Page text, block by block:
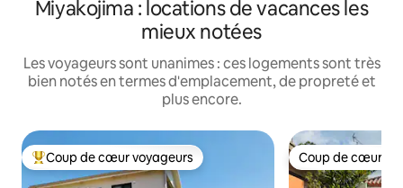
Miyakojima : locations de vacances les
mieux notées
Les voyageurs sont unanimes : ces logements sont très
bien notés en termes d'emplacement, de propreté et
plus encore.
Coups de cœur voyageurs les plus appréciés
Coup de cœur voyageurs Coup de cœur
Coup de cœur